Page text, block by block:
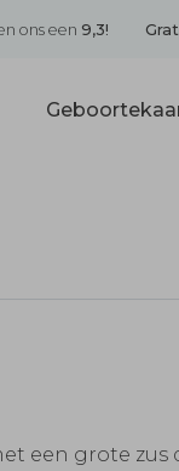
ons een 9,3!
een grote zus